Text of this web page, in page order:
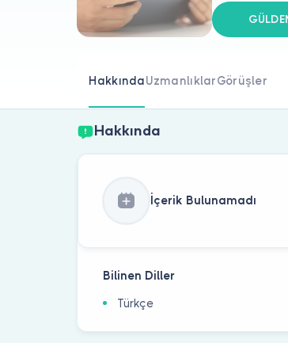
HakkındaUzmanlıklarGörüşler
Hakkında
İçerik Bulunamadı
Bilinen Diller
Türkçe